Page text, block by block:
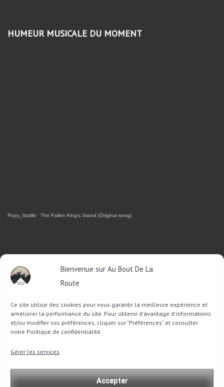
Bienvenue sur Au Bout De La
Route
Ce site utilise des cookies pour vous garantir la meilleure expérience et
améliorer la performance du site. Pour obtenir d'avantage d'informations
et/ou modifier vos préférences, cliquer sur "Préférences" et consulter
notre Politique de confidentialité.
Gérer les services
Accepter
HUMEUR MUSICALE DU MOMENT
Popy_Itarillë · The Fallen King's Sword (Original song)
RETROUVEZ-MOI SUR FACEBOOK
OU SUR TWITTER
Follow @Sophie_ABDLRTweet to @Sophie_ABDLR
: